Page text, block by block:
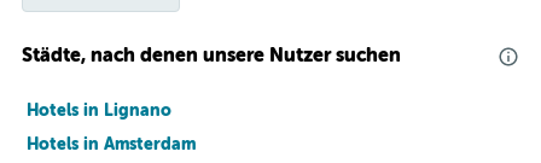
Städte, nach denen unsere Nutzer suchen
Hotels in Lignano
Hotels in Amsterdam